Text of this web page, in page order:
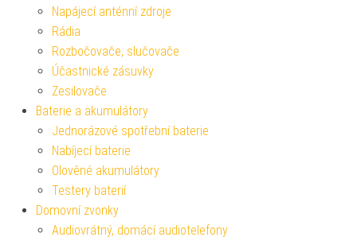
Napájecí anténní zdroje
Rádia
Rozbočovače, slučovače
Účastnické zásuvky
Zesilovače
Baterie a akumulátory
Jednorázové spotřební baterie
Nabíjecí baterie
Olověné akumulátory
Testery baterií
Domovní zvonky
Audiovrátný, domácí audiotelefony